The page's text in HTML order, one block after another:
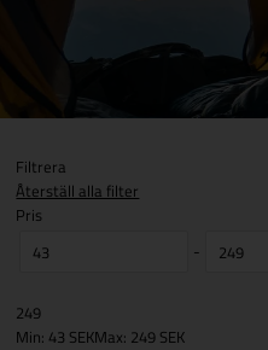
Filtrera
Återställ alla filter
Pris
-
249
Min: 43 SEKMax: 249 SEK